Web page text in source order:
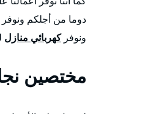
دوما من أجلكم ونوفر
ونوفركهربائي منازل
مختصين